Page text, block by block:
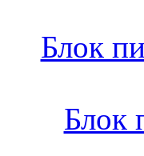
Блок
Блок